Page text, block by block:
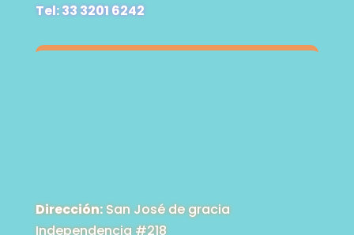
Tel: 33 3201 6242
Dirección:San José de gracia
Independencia #218